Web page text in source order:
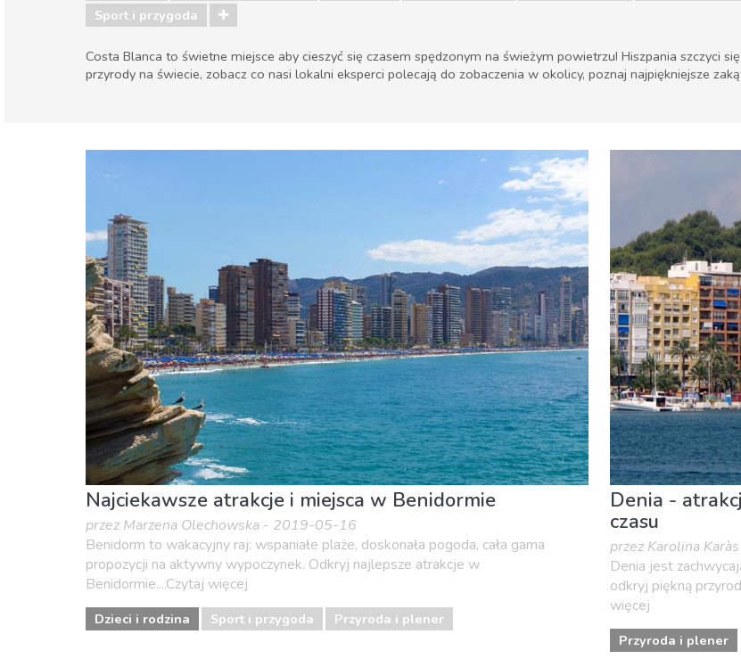
Sport i przygoda
Costa Blanca to świetne miejsce aby cieszyć się czasem spędzonym na świeżym powietrzu! Hiszpania szczyci
przyrody na świecie, zobacz co nasi lokalni eksperci polecają do zobaczenia w okolicy, poznaj najpiękniejsze
Nocne życie Plaże
Najciekawsze atrakcje i miejsca w Benidormie
przez Marzena Olechowska - 2019-05-16
Benidorm to wakacyjny raj: wspaniałe plaże, doskonała pogoda, cała gama
propozycji na aktywny wypoczynek. Odkryj najlepsze atrakcje w
Benidormie....Czytaj więcej
Dzieci i rodzina Sport i przygoda Przyroda i plener
Denia -
czasu
przez Karolina
Denia jest
odkryj piękną
więcej
Przyroda i plener